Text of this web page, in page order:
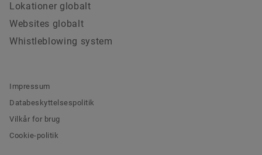
Lokationer globalt
Websites globalt
Whistleblowing system
Impressum
Databeskyttelsespolitik
Vilkår for brug
Cookie-politik